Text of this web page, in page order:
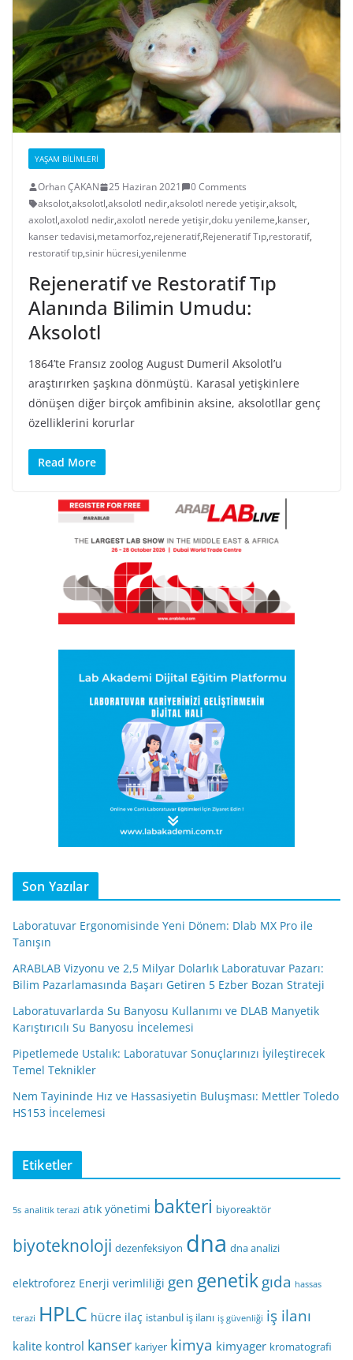
YAŞAM BILIMLERI
Orhan ÇAKAN 25 Haziran 2021
0 Comments
aksolot,aksolotl,aksolotl nedir,aksolotl nerede yetişir,aksolt,
axolotl,axolotl nedir,axolotl nerede yetişir,doku yenileme,kanser,
kanser tedavisi,metamorfoz,rejeneratif,Rejeneratif Tıp,restoratif,
restoratif tıp,sinir hücresi,yenilenme
Rejeneratif ve Restoratif Tıp
Alanında Bilimin Umudu:
Aksolotl
1864’te Fransız zoolog August Dumeril Aksolotl’u
araştırırken şaşkına dönmüştü. Karasal yetişkinlere
dönüşen diğer birçok amfibinin aksine, aksolotllar genç
özelliklerini korurlar
Read More
Son Yazılar
Laboratuvar Ergonomisinde Yeni Dönem: Dlab MX Pro ile
Tanışın
ARABLAB Vizyonu ve 2,5 Milyar Dolarlık Laboratuvar Pazarı:
Bilim Pazarlamasında Başarı Getiren 5 Ezber Bozan Strateji
Laboratuvarlarda Su Banyosu Kullanımı ve DLAB Manyetik
Karıştırıcılı Su Banyosu İncelemesi
Pipetlemede Ustalık: Laboratuvar Sonuçlarınızı İyileştirecek
Temel Teknikler
Nem Tayininde Hız ve Hassasiyetin Buluşması: Mettler Toledo
HS153 İncelemesi
Etiketler
5s analitik terazi atık yönetimi bakteri biyoreaktör
biyoteknoloji dezenfeksiyon dna dna analizi
elektroforez Enerji verimliliği gen genetikgıda hassas
terazi HPLC hücre ilaç istanbul iş ilanı iş güvenliği iş ilanı
kalite kontrol kanser kariyer kimya kimyager kromatografi